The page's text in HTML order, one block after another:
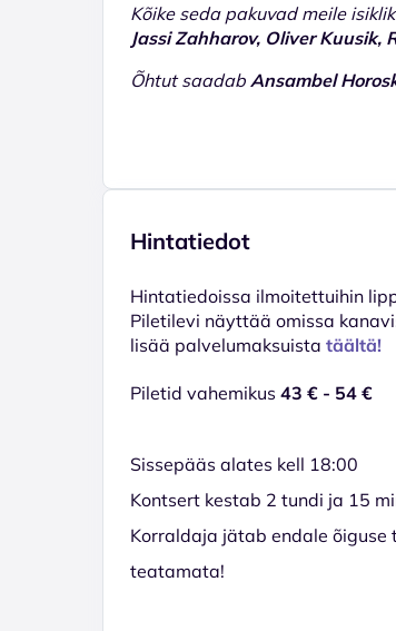
Kõike seda pakuvad meile
Jassi Zahharov, Oliver Kuusik,
Õhtut saadab Ansambel
Hintatiedot
Hinta­tiedoissa ilmoitettuihin
Piletilevi näyttää omissa
lisää palvelumaksuista täältä!
Piletid vahemikus 43 € - 54 €
Sissepääs alates kell 18:00
Kontsert kestab 2 tundi ja 15
Korraldaja jätab endale õiguse
teatamata!